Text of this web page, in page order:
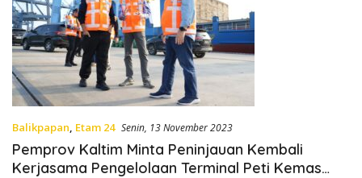
Balikpapan, Etam 24 Senin, 13 November 2023
Pemprov Kaltim Minta Peninjauan Kembali
Kerjasama Pengelolaan Terminal Peti Kemas